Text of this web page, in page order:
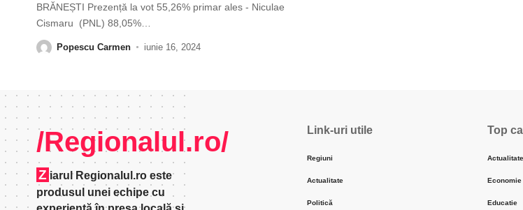
BRĂNEȘTI Prezență la vot 55,26% primar ales - Niculae
Cismaru (PNL) 88,05%
Popescu Carmen iunie 16, 2024
/Regionalul.ro/
Z iarul Regionalul.ro este
produsul unei echipe cu
Link-uri utile
Regiuni
Actualitate
Politică
Top
Actualitate
Economie
Educatie